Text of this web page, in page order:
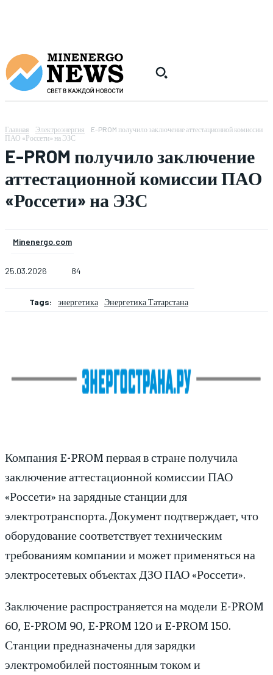
Главная Электроэнергия
E-PROM получило заключение аттестационной комиссии
ПАО «Россети» на ЭЗС
E-PROM получило заключение
аттестационной комиссии ПАО
«Россети» на ЭЗС
Minenergo.com
25.03.2026 84
Tags: энергетика Энергетика Татарстана
Компания E-PROM первая в стране получила
заключение аттестационной комиссии ПАО
«Россети» на зарядные станции для
электротранспорта. Документ подтверждает, что
оборудование соответствует техническим
требованиям компании и может применяться на
электросетевых объектах ДЗО ПАО «Россети».
Заключение распространяется на модели E-PROM
60, E-PROM 90, E-PROM 120 и E-PROM 150.
Станции предназначены для зарядки
электромобилей постоянным током и